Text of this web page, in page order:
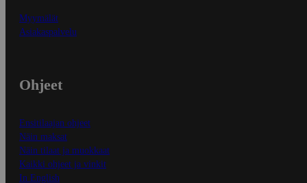
Myymälät
Asiakaspalvelu
Ohjeet
Ensitilaajan ohjeet
Näin maksat
Näin tilaat ja muokkaat
Kaikki ohjeet ja vinkit
In English